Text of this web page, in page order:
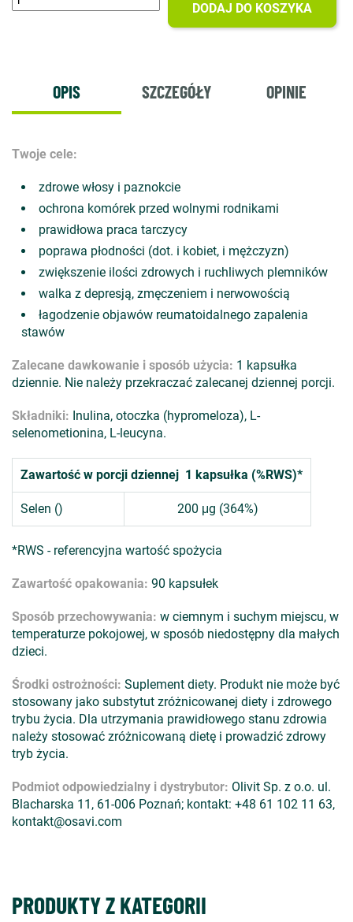
DODAJ DO KOSZYKA
OPIS SZCZEGÓŁY OPINIE
Twoje cele:
zdrowe włosy i paznokcie
ochrona komórek przed wolnymi rodnikami
prawidłowa praca tarczycy
poprawa płodności (dot. i kobiet, i mężczyzn)
zwiększenie ilości zdrowych i ruchliwych plemników
walka z depresją, zmęczeniem i nerwowością
łagodzenie objawów reumatoidalnego zapalenia
stawów
Zalecane dawkowanie i sposób użycia: 1 kapsułka
dziennie. Nie należy przekraczać zalecanej dziennej porcji.
Składniki: Inulina, otoczka (hypromeloza), L-
selenometionina, L-leucyna.
Zawartość w porcji dziennej 1 kapsułka (%RWS)*
Selen () 200 μg (364%)
*RWS - referencyjna wartość spożycia
Zawartość opakowania: 90 kapsułek
Sposób przechowywania: w ciemnym i suchym miejscu, w
temperaturze pokojowej, w sposób niedostępny dla małych
dzieci.
Środki ostrożności: Suplement diety. Produkt nie może być
stosowany jako substytut zróżnicowanej diety i zdrowego
trybu życia. Dla utrzymania prawidłowego stanu zdrowia
należy stosować zróżnicowaną dietę i prowadzić zdrowy
tryb życia.
Podmiot odpowiedzialny i dystrybutor: Olivit Sp. z o.o. ul.
Blacharska 11, 61-006 Poznań; kontakt: +48 61 102 11 63,
kontakt@osavi.com
PRODUKTY Z KATEGORII